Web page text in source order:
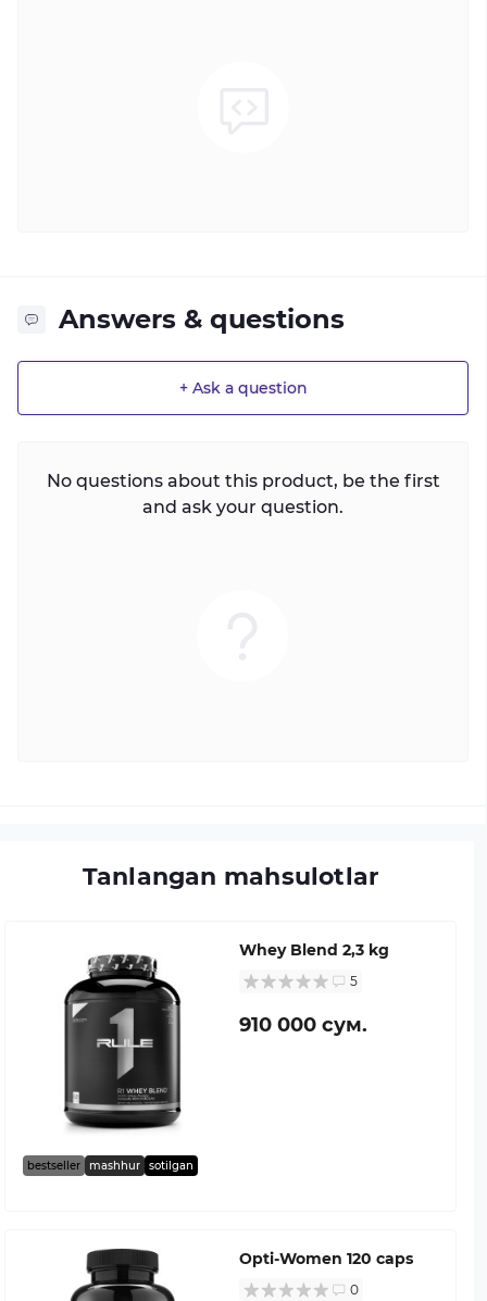
Answers & questions
+ Ask a question
No questions about this product, be the first
and ask your question.
Tanlangan mahsulotlar
bestseller mashhur sotilgan
Whey Blend 2,3 kg
5
910 000 сум.
Opti-Women 120 caps
0